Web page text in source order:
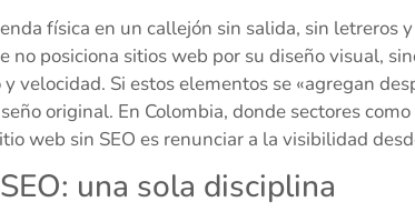
física en un callejón sin salida, sin letreros
no posiciona sitios web por su diseño visual,
velocidad. Si estos elementos se «agregan
original. En Colombia, donde sectores
web sin SEO es renunciar a la visibilidad
una sola disciplina